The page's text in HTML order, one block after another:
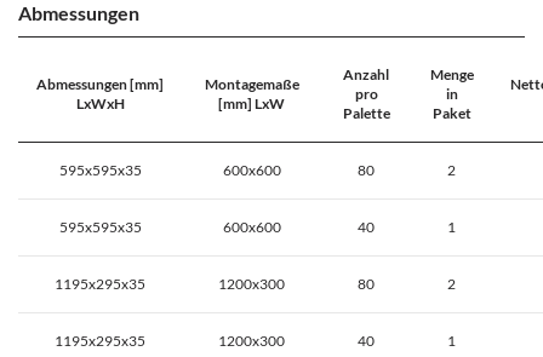
Abmessungen
Abmessungen [mm]
LxWxH
Montagemaße
[mm] LxW
Anzahl
pro
Palette
Menge
in
Paket
595x595x35 600x600 80 2
595x595x35 600x600 40 1
1195x295x35 1200x300 80 2
1195x295x35 1200x300 40 1